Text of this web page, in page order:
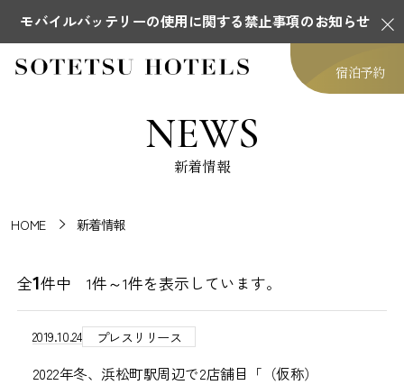
モバイルバッテリーの使用に関する禁止事項のお知らせ
宿泊予約
NEWS
新着情報
HOME 新着情報
全1件中 1件～1件を表示しています。
2019.10.24 プレスリリース
2022年冬、浜松町駅周辺で2店舗目「（仮称）